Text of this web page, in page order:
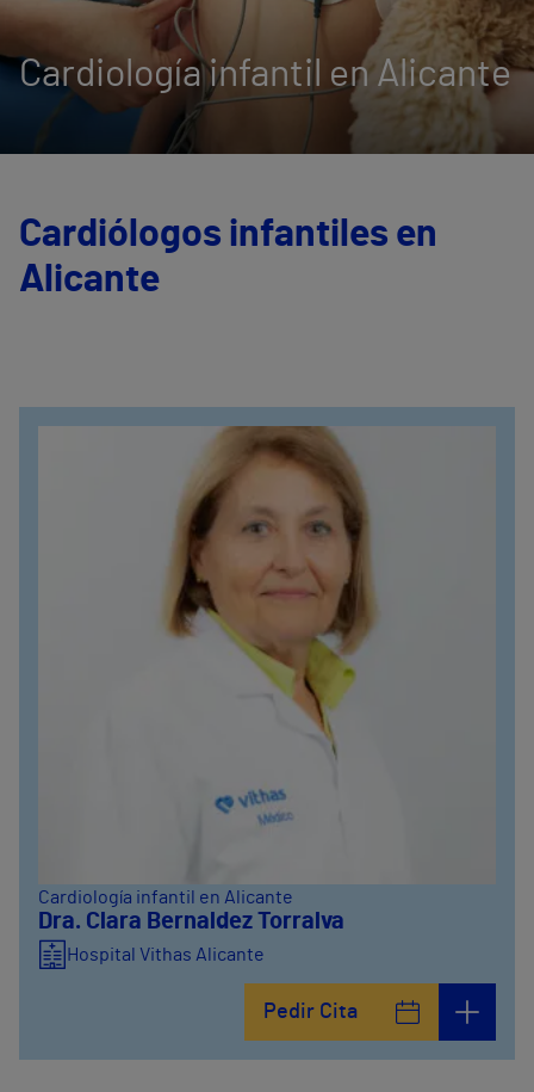
Cardiología infantil en Alicante
Cardiólogos infantiles en
Alicante
Cardiología infantil en Alicante
Dra. Clara Bernaldez Torralva
Hospital Vithas Alicante
Pedir Cita